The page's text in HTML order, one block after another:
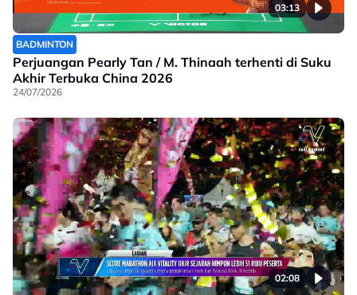
03:13
BADMINTON
Perjuangan Pearly Tan / M. Thinaah terhenti di Suku
Akhir Terbuka China 2026
24/07/2026
02:08